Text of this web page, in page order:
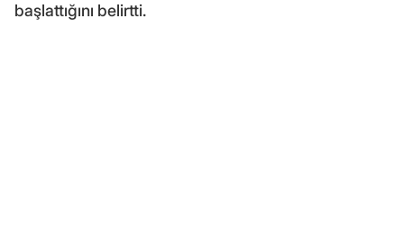
başlattığını belirtti.